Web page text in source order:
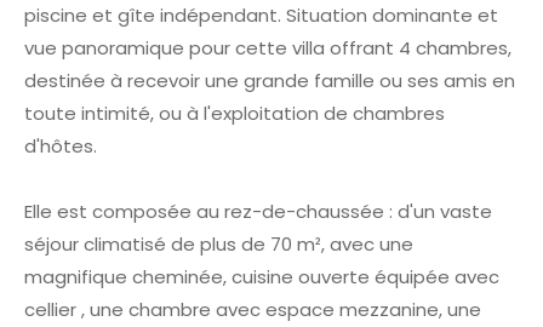
piscine et gîte indépendant. Situation dominante et
vue panoramique pour cette villa offrant 4 chambres,
destinée à recevoir une grande famille ou ses amis en
toute intimité, ou à l'exploitation de chambres
d'hôtes.
Elle est composée au rez-de-chaussée : d'un vaste
séjour climatisé de plus de 70 m², avec une
magnifique cheminée, cuisine ouverte équipée avec
cellier , une chambre avec espace mezzanine, une